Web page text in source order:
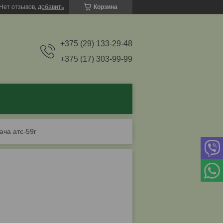
Корзина
отзывов, добавить
+375 (29) 133-29-48
+375 (17) 303-99-99
атс-59г